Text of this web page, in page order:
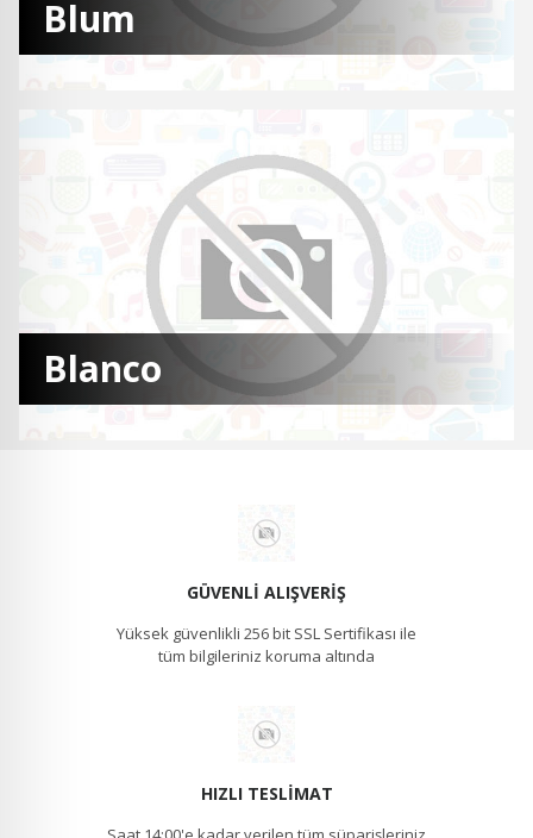
Blum
Blanco
GÜVENLI ALIŞVERIŞ
Yüksek güvenlikli 256 bit SSL Sertifikası ile
tüm bilgileriniz koruma altında
HIZLI TESLIMAT